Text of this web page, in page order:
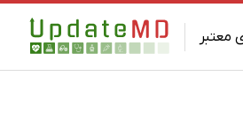
معتبر